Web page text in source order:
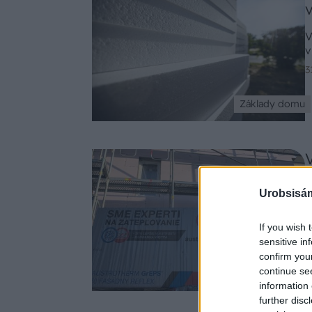
If you wish
sensitive
confirm
continue
information
further
Základy domu
Stavebný materiál